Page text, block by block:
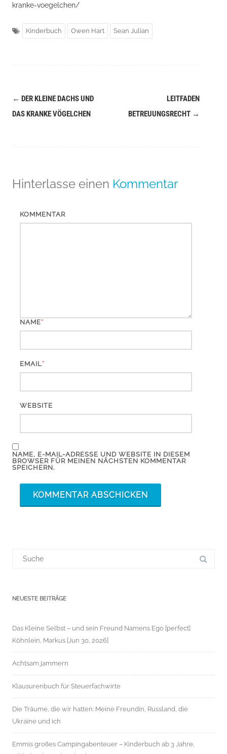
kranke-voegelchen/
Kinderbuch Owen Hart Sean Julian
Navigation
← DER KLEINE DACHS UND
DAS KRANKE VÖGELCHEN
LEITFADEN
BETREUUNGSRECHT →
Hinterlasse einen Kommentar
KOMMENTAR
NAME*
EMAIL*
WEBSITE
NAME, E-MAIL-ADRESSE UND WEBSITE IN DIESEM
BROWSER FÜR MEINEN NÄCHSTEN KOMMENTAR
SPEICHERN.
NEUESTE BEITRÄGE
Das Kleine Selbst – und sein Freund Namens Ego [perfect]
Köhnlein, Markus [Jun 30, 2026]
Achtsam jammern
Klausurenbuch für Steuerfachwirte
Die Träume, die wir hatten: Meine Freundin, Russland, die
Ukraine und ich
Emmis großes Campingabenteuer – Kinderbuch ab 3 Jahre,